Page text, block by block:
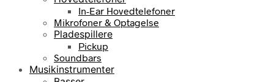
In-Ear Hovedtelefoner
Mikrofoner & Optagelse
Pladespillere
Pickup
Soundbars
Musikinstrumenter